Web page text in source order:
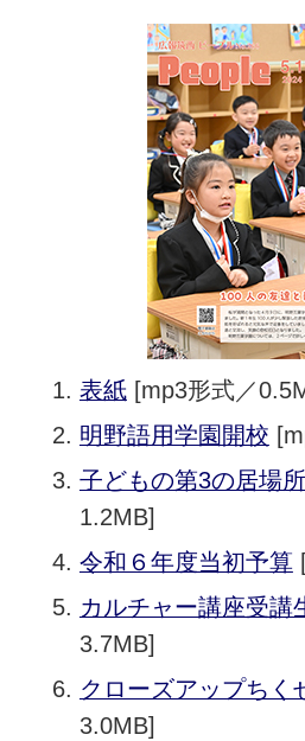
表紙[mp3形式／
明野語用学園開校
子どもの第3の居場所
1.2MB]
令和６年度当初予算
カルチャー講座受講
3.7MB]
クローズアップちく
3.0MB]